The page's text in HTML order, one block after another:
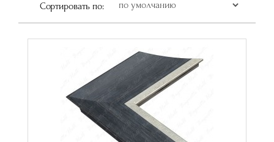
Сортировать по: